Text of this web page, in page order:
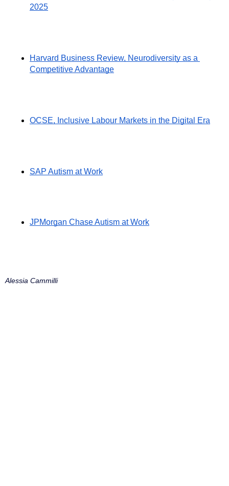
2025
Harvard Business Review, Neurodiversity as a
Competitive Advantage
OCSE, Inclusive Labour Markets in the Digital Era
SAP Autism at Work
JPMorgan Chase Autism at Work
Alessia Cammilli